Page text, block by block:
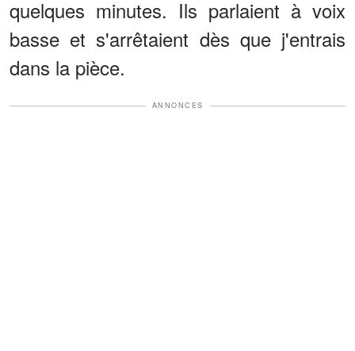
quelques minutes. Ils parlaient à voix
basse et s'arrêtaient dès que j'entrais
dans la pièce.
ANNONCES